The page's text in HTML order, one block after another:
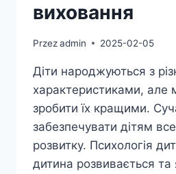
виховання
Przezadmin 2025-02-05
Діти народжуються з
характеристиками,
зробити їх кращими.
забезпечувати дітям
розвитку. Психологія
дитина розвивається та